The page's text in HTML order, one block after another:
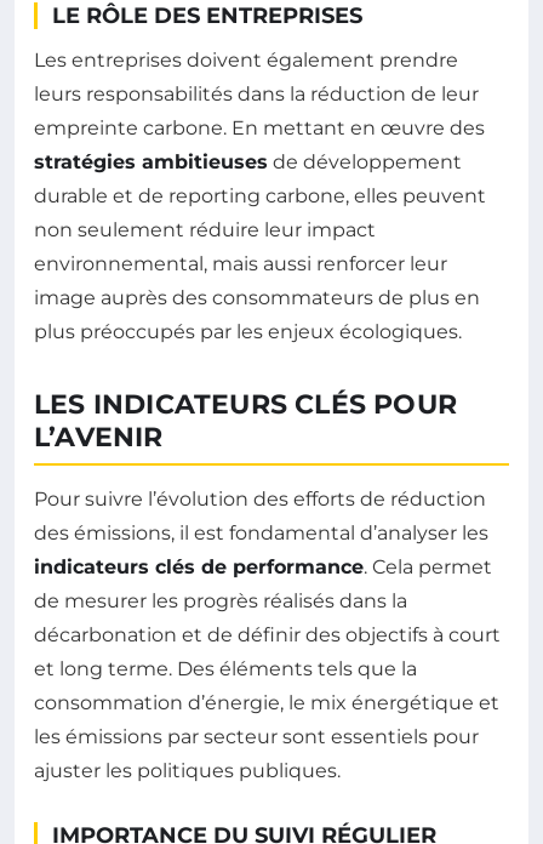
LE RÔLE DES ENTREPRISES
Les entreprises doivent également prendre
leurs responsabilités dans la réduction de leur
empreinte carbone. En mettant en œuvre des
stratégies ambitieuses de développement
durable et de reporting carbone, elles peuvent
non seulement réduire leur impact
environnemental, mais aussi renforcer leur
image auprès des consommateurs de plus en
plus préoccupés par les enjeux écologiques.
LES INDICATEURS CLÉS POUR
L’AVENIR
Pour suivre l’évolution des efforts de réduction
des émissions, il est fondamental d’analyser les
indicateurs clés de performance. Cela permet
de mesurer les progrès réalisés dans la
décarbonation et de définir des objectifs à court
et long terme. Des éléments tels que la
consommation d’énergie, le mix énergétique et
les émissions par secteur sont essentiels pour
ajuster les politiques publiques.
IMPORTANCE DU SUIVI RÉGULIER